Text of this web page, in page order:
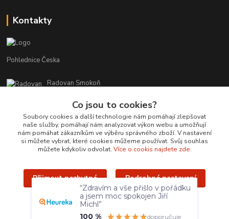
Kontakty
Pohlednice Česka
Radovan Smokoň
r.smokon@pohlednicecr.cz
Upravit sběr cookies.
Radovan Smokoň - 2019 - www.foto-lokalit.cz
Co jsou to cookies?
Soubory cookies a další technologie nám pomáhají zlepšovat
naše služby, pomáhají nám analyzovat výkon webu a umožňují
nám pomáhat zákazníkům ve výběru správného zboží. V nastavení
si můžete vybrat, které cookies můžeme používat. Svůj souhlas
můžete kdykoliv odvolat. Více o cookis najdete zde.
Přijmout nezbytné Podrobné nastavení
Přijmout všechny
“Zdravím a vše přišlo v pořádku
a jsem moc spokojen Jiří
Michl”
100 %
doporučuje